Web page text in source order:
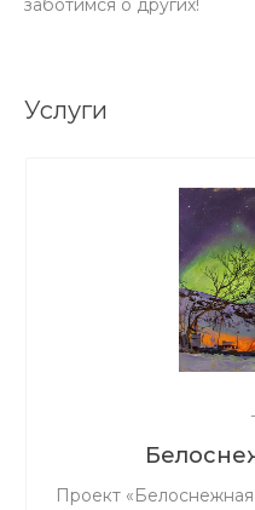
заботимся о других!
Услуги
Проект